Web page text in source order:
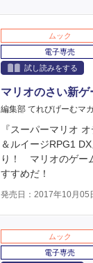
ムック
電子専売
試し読みをする
マリオのさい新
編集部 てれびげーむマ
『スーパーマリオ
＆ルイージRPG1
り！ マリオのゲー
すすめだ！
発売日：2017年10月05
ムック
電子専売